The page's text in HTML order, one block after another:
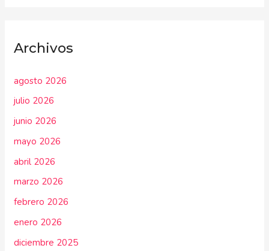
Archivos
agosto 2026
julio 2026
junio 2026
mayo 2026
abril 2026
marzo 2026
febrero 2026
enero 2026
diciembre 2025